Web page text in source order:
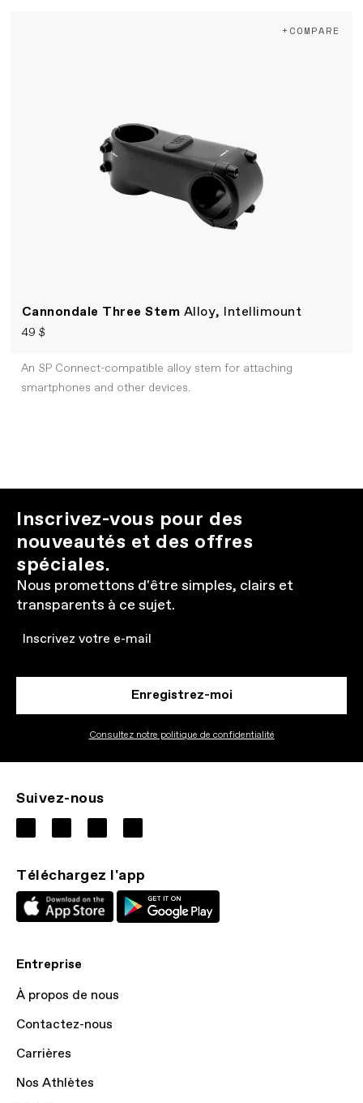
Cannondale Three Stem Alloy, Intellimount
49 $
+COMPARE
An SP Connect-compatible alloy stem for attaching
smartphones and other devices.
Inscrivez-vous pour des
nouveautés et des offres
spéciales.
Nous promettons d'être simples, clairs et
transparents à ce sujet.
Email
Enregistrez-moi
Consultez notre politique de confidentialité
Suivez-nous
Téléchargez l'app
Entreprise
À propos de nous
Contactez-nous
Carrières
Nos Athlètes